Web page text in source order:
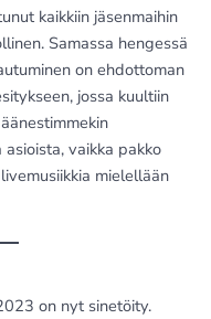
kaikkiin jäsenmaihin
Samassa hengessä
on ehdottoman
jossa kuultiin
vaikka pakko
mielellään
on nyt sinetöity.